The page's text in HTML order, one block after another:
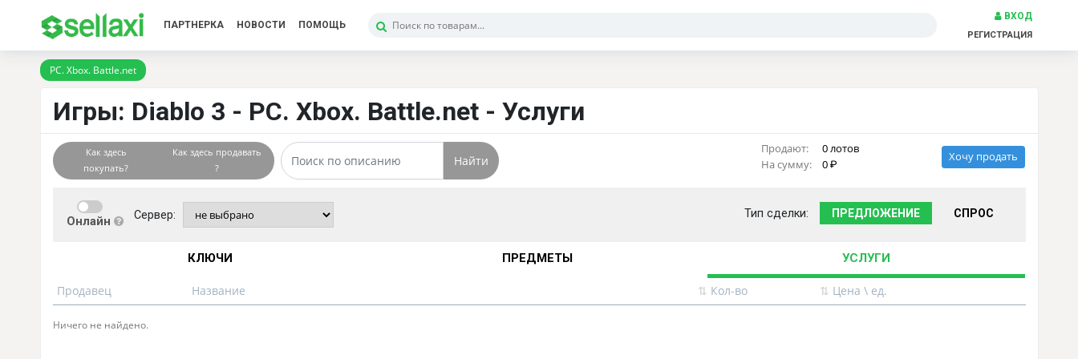
ПАРТНЕРКА НОВОСТИ ПОМОЩЬ
ВХОД
РЕГИСТРАЦИЯ
PC. Xbox. Battle.net
Игры: Diablo 3 - PC. Xbox. Battle.net - Услуги
Как здесь
покупать?
Как здесь продавать
?
Найти
Продают:
0 лотов
На сумму:
0
Хочу продать
Онлайн Сервер: Тип сделки: ПРЕДЛОЖЕНИЕ СПРОС
КЛЮЧИ ПРЕДМЕТЫ УСЛУГИ
Продавец Название ⇅ Кол-во ⇅ Цена \ ед.
Ничего не найдено.